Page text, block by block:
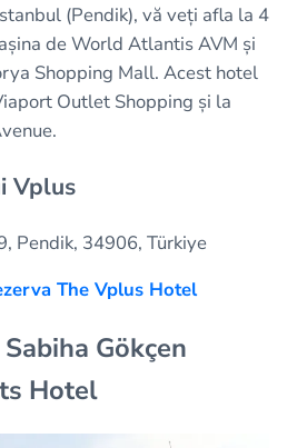
(Pendik), vă veți afla la 4
de World Atlantis AVM și
Shopping Mall. Acest hotel
Outlet Shopping și la
Vplus
Pendik, 34906, Türkiye
The Vplus Hotel
Gökçen
Hotel